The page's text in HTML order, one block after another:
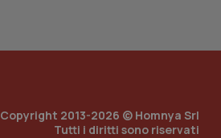
Copyright 2013-2026 © Homnya Srl
Tutti i diritti sono riservati